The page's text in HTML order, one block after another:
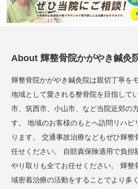
About 輝整骨院かがやき鍼灸
輝整骨院かがやき鍼灸院は親切丁寧を
地域として愛される整骨院を目指して
市、筑西市、小山市、など当院近郊の
す。 地域のお客様のもとへ訪問リハビ
ります。 交通事故治療などもぜひ輝整
任せください。 自賠責保険適用で負担
やり取りも全てお任せください。 輝整
域密着治療の活動をすることでより多